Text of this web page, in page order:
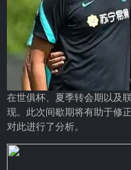
在世俱杯、夏季转会期以及
现。此次间歇期将有助于修
对此进行了分析。